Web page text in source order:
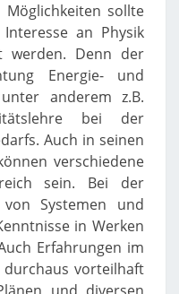
sollte
an Physik
werden. Denn der
Energie- und
anderem z.B.
bei der
Auch in seinen
verschiedene
sein. Bei der
Systemen und
in Werken
Erfahrungen im
durchaus vorteilhaft